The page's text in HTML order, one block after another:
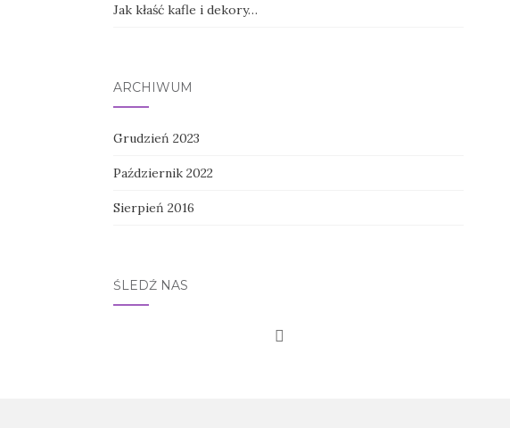
Jak kłaść kafle i dekory…
ARCHIWUM
Grudzień 2023
Październik 2022
Sierpień 2016
ŚLEDŹ NAS